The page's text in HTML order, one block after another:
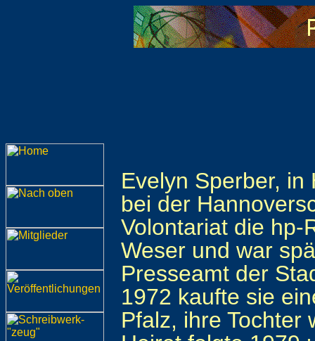
Evelyn Sperber,
bei der
Volontariat die hp-
Weser und war
Presseamt der
1972 kaufte sie
Pfalz, ihre Tochter